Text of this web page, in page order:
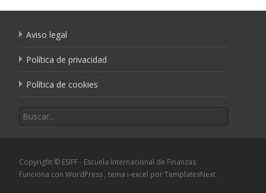
Aviso legal
Política de privacidad
Política de cookies
Copyright © ESIFF - Escuela Internacional de Finanzas
Funciona con WordPress , tema i-excel por TemplatesNext.